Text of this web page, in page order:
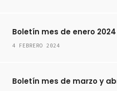
Boletín mes de enero
4 FEBRERO 2024
Boletín mes de marzo y